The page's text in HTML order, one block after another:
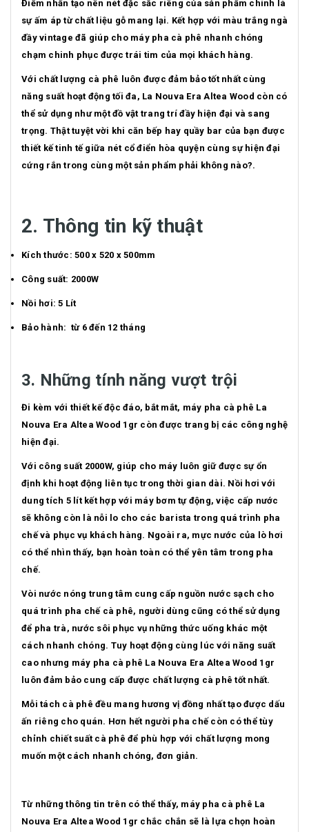
Điểm nhấn tạo nên nét đặc sắc riêng của sản phẩm chính là
sự ấm áp từ chất liệu gỗ mang lại. Kết hợp với màu trắng ngà
đầy vintage đã giúp cho máy pha cà phê nhanh chóng
chạm chinh phục được trái tim của mọi khách hàng.
Với chất lượng cà phê luôn được đảm bảo tốt nhất cùng
năng suất hoạt động tối đa, La Nouva Era Altea Wood còn có
thể sử dụng như một đồ vật trang trí đầy hiện đại và sang
trọng. Thật tuyệt vời khi căn bếp hay quầy bar của bạn được
thiết kế tinh tế giữa nét cổ điển hòa quyện cùng sự hiện đại
cứng rắn trong cùng một sản phẩm phải không nào?.
2. Thông tin kỹ thuật
Kích thước: 500 x 520 x 500mm
Công suất: 2000W
Nồi hơi: 5 Lít
Bảo hành: từ 6 đến 12 tháng
3. Những tính năng vượt trội
Đi kèm với thiết kế độc đáo, bắt mắt, máy pha cà phê La
Nouva Era Altea Wood 1gr còn được trang bị các công nghệ
hiện đại.
Với công suất 2000W, giúp cho máy luôn giữ được sự ổn
định khi hoạt động liên tục trong thời gian dài. Nồi hơi với
dung tích 5 lít kết hợp với máy bơm tự động, việc cấp nước
sẽ không còn là nỗi lo cho các barista trong quá trình pha
chế và phục vụ khách hàng. Ngoài ra, mực nước của lò hơi
có thể nhìn thấy, bạn hoàn toàn có thể yên tâm trong pha
chế.
Vòi nước nóng trung tâm cung cấp nguồn nước sạch cho
quá trình pha chế cà phê, người dùng cũng có thể sử dụng
để pha trà, nước sôi phục vụ những thức uống khác một
cách nhanh chóng. Tuy hoạt động cùng lúc với năng suất
cao nhưng máy pha cà phê La Nouva Era Altea Wood 1gr
luôn đảm bảo cung cấp được chất lượng cà phê tốt nhất.
Mỗi tách cà phê đều mang hương vị đồng nhất tạo được dấu
ấn riêng cho quán. Hơn hết người pha chế còn có thể tùy
chỉnh chiết suất cà phê để phù hợp với chất lượng mong
muốn một cách nhanh chóng, đơn giản.
Từ những thông tin trên có thể thấy, máy pha cà phê La
Nouva Era Altea Wood 1gr chắc chắn sẽ là lựa chọn hoàn